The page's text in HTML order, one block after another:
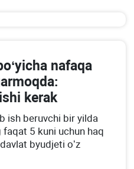
nafaqa
kerak
ish beruvchi bir yilda
5 kuni uchun haq
byudjeti oʻz